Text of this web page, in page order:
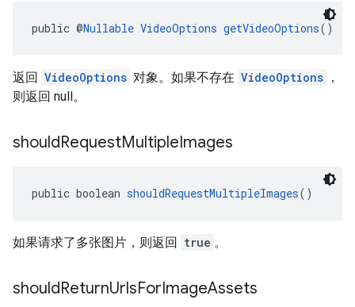
public @Nullable VideoOptions getVideoOptions()
返回 VideoOptions 对象。如果不存在 VideoOptions ，
则返回 null。
shouldRequestMultipleImages
public boolean shouldRequestMultipleImages()
如果请求了多张图片，则返回 true 。
shouldReturnUrlsForImageAssets